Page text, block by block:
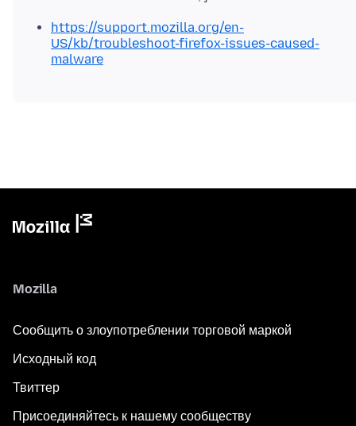
https://support.mozilla.org/en-
US/kb/troubleshoot-firefox-issues-caused-
malware
Mozilla
Сообщить о злоупотреблении торговой маркой
Исходный код
Твиттер
Присоединяйтесь к нашему сообществу